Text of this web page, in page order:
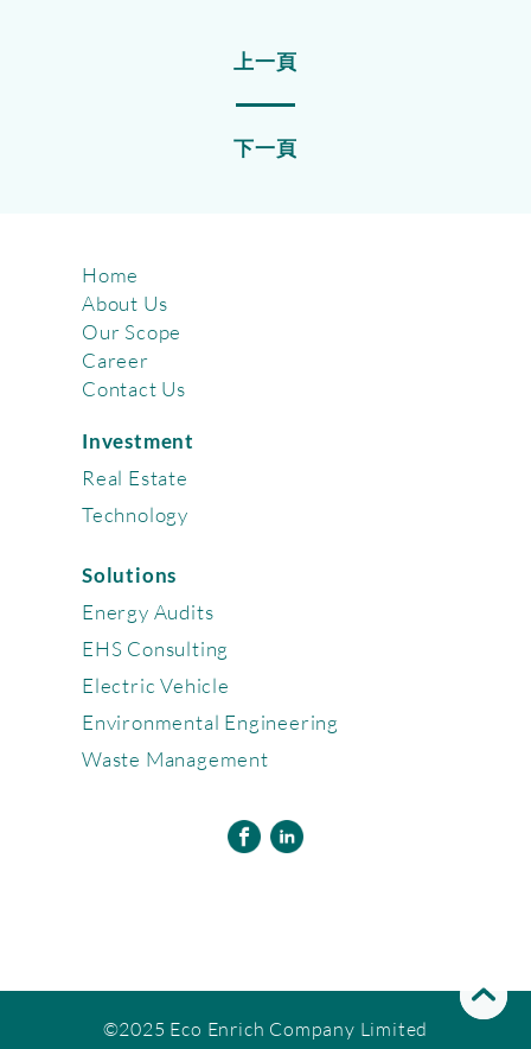
上一頁
下一頁
Investment
Real Estate
Technology
Solutions
Energy Audits
EHS Consulting
Electric Vehicle
Environmental Engineering
Waste Management
Home
About Us
Our Scope
Career
Contact Us
©2025 Eco Enrich Company Limited